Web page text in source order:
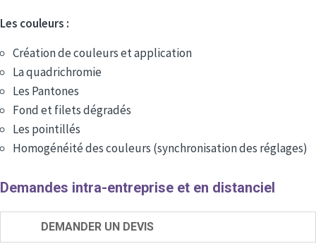
Les couleurs :
Création de couleurs et application
La quadrichromie
Les Pantones
Fond et filets dégradés
Les pointillés
Homogénéité des couleurs (synchronisation des réglages)
Demandes intra-entreprise et en distanciel
DEMANDER UN DEVIS